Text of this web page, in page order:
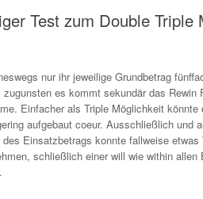
Test zum Double Triple
nur ihr jeweilige Grundbetrag
es kommt sekundär das Rewin
Einfacher als Triple Möglichkeit könnte
aufgebaut coeur. Ausschließlich und
Einsatzbetrags konnte fallweise etwas
schließlich einer will wie within allen